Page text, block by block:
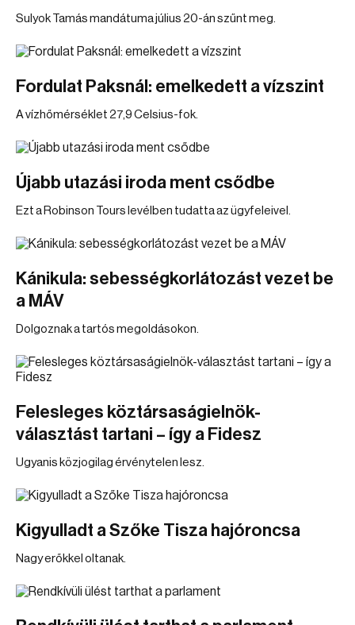
Sulyok Tamás mandátuma július 20-án szűnt meg.
Fordulat Paksnál: emelkedett a vízszint
A vízhőmérséklet 27,9 Celsius-fok.
Újabb utazási iroda ment csődbe
Ezt a Robinson Tours levélben tudatta az ügyfeleivel.
Kánikula: sebességkorlátozást vezet be
a MÁV
Dolgoznak a tartós megoldásokon.
Felesleges köztársaságielnök-
választást tartani – így a Fidesz
Ugyanis közjogilag érvénytelen lesz.
Kigyulladt a Szőke Tisza hajóroncsa
Nagy erőkkel oltanak.